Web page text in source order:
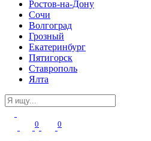
Ростов-на-Дону
Сочи
Волгоград
Грозный
Екатеринбург
Пятигорск
Ставрополь
Ялта
0 0